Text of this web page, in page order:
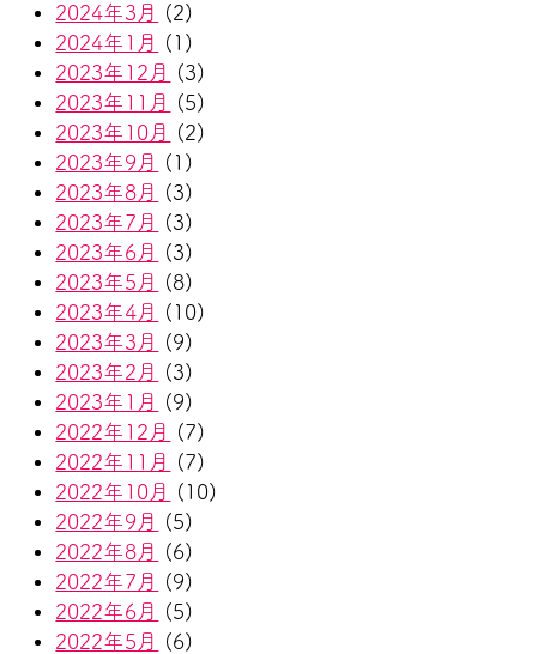
2024年3月
(2)
2024年1月
(1)
2023年12月
(3)
2023年11月
(5)
2023年10月
(2)
2023年9月
(1)
2023年8月
(3)
2023年7月
(3)
2023年6月
(3)
2023年5月
(8)
2023年4月
(10)
2023年3月
(9)
2023年2月
(3)
2023年1月
(9)
2022年12月
(7)
2022年11月
(7)
2022年10月
(10)
2022年9月
(5)
2022年8月
(6)
2022年7月
(9)
2022年6月
(5)
2022年5月
(6)